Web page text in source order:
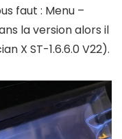
faut : Menu –
la version alors il
X ST-1.6.6.0 V22).